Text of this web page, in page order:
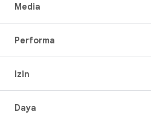
Media
Performa
Izin
Daya